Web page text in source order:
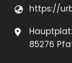
https://
85276